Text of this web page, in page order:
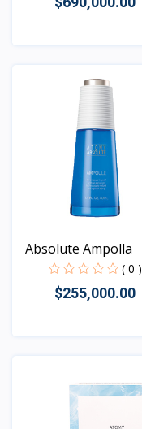
Absolute Ampolla
( 0 )
$255,000.00